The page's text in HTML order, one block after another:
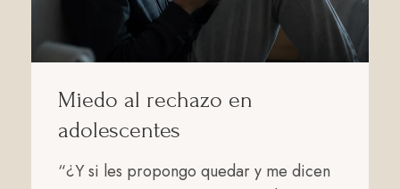
Miedo al rechazo en
adolescentes
“¿Y si les propongo quedar y me dicen